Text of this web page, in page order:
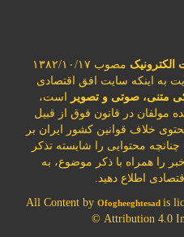
الکترونیک
مصوب ۱۳۸۲/۱۰/۱۷
به اینکه سایت افق اقتصادی
متنی، صوتی و تصویر
است،
در قانون فوق از قبیل
خلاف قوانین کشور ایران بر
محتوایی را شایسته تذکر
را همراه با ذکر موضوع، به
اطلاع دهید.
All Content by Ofogheeghtesad is
Attribution 4.0